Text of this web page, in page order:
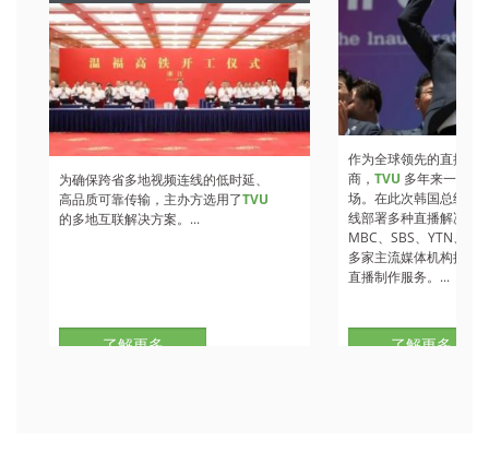
为确保跨省多地视频连线的低时延、
高品质可靠传输，主办方选用了TVU
的多地互联解决方案。...
了解更多
作为全球领先的直播技
商， TVU 多年来一直深
场。在此次韩国总统大
线部署多种直播解决方
MBC、SBS、YTN、
多家主流媒体机构提供
直播制作服务。...
了解更多